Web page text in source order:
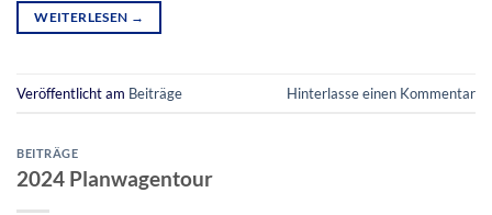
WEITERLESEN →
Veröffentlicht am Beiträge Hinterlasse einen Kommentar
BEITRÄGE
2024 Planwagentour